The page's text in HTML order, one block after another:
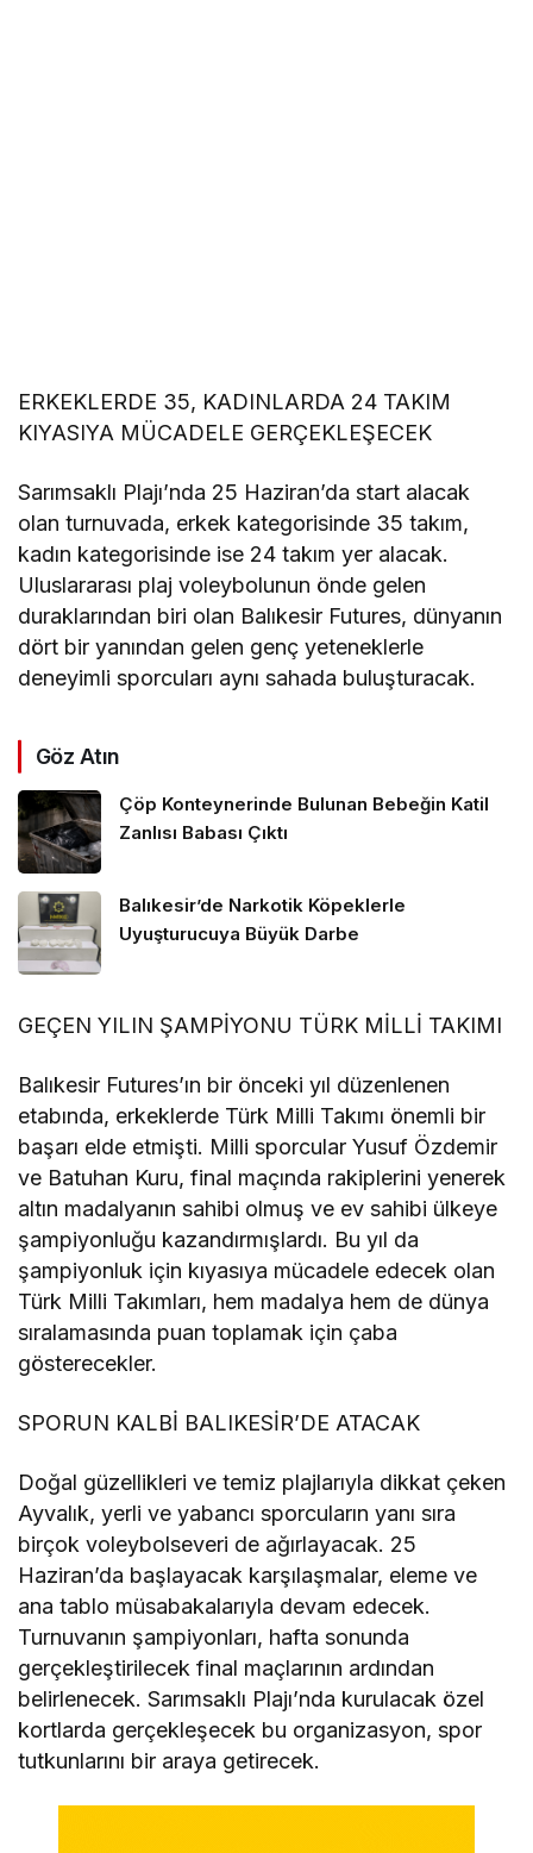
ERKEKLERDE 35, KADINLARDA 24 TAKIM
KIYASIYA MÜCADELE GERÇEKLEŞECEK
Sarımsaklı Plajı’nda 25 Haziran’da start alacak
olan turnuvada, erkek kategorisinde 35 takım,
kadın kategorisinde ise 24 takım yer alacak.
Uluslararası plaj voleybolunun önde gelen
duraklarından biri olan Balıkesir Futures, dünyanın
dört bir yanından gelen genç yeteneklerle
deneyimli sporcuları aynı sahada buluşturacak.
Göz Atın
Çöp Konteynerinde Bulunan Bebeğin Katil
Zanlısı Babası Çıktı
Balıkesir’de Narkotik Köpeklerle
Uyuşturucuya Büyük Darbe
GEÇEN YILIN ŞAMPİYONU TÜRK MİLLİ TAKIMI
Balıkesir Futures’ın bir önceki yıl düzenlenen
etabında, erkeklerde Türk Milli Takımı önemli bir
başarı elde etmişti. Milli sporcular Yusuf Özdemir
ve Batuhan Kuru, final maçında rakiplerini yenerek
altın madalyanın sahibi olmuş ve ev sahibi ülkeye
şampiyonluğu kazandırmışlardı. Bu yıl da
şampiyonluk için kıyasıya mücadele edecek olan
Türk Milli Takımları, hem madalya hem de dünya
sıralamasında puan toplamak için çaba
gösterecekler.
SPORUN KALBİ BALIKESİR’DE ATACAK
Doğal güzellikleri ve temiz plajlarıyla dikkat çeken
Ayvalık, yerli ve yabancı sporcuların yanı sıra
birçok voleybolseveri de ağırlayacak. 25
Haziran’da başlayacak karşılaşmalar, eleme ve
ana tablo müsabakalarıyla devam edecek.
Turnuvanın şampiyonları, hafta sonunda
gerçekleştirilecek final maçlarının ardından
belirlenecek. Sarımsaklı Plajı’nda kurulacak özel
kortlarda gerçekleşecek bu organizasyon, spor
tutkunlarını bir araya getirecek.